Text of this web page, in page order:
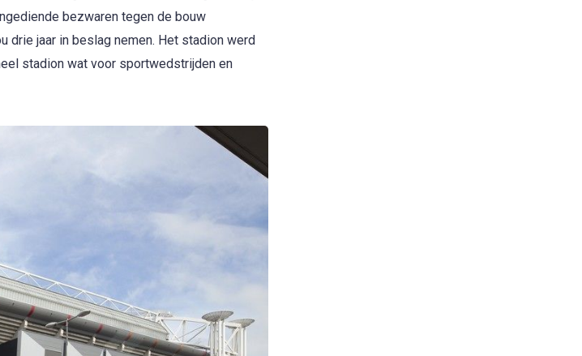
bezwaren tegen de bouw
drie jaar in beslag nemen. Het stadion werd
stadion wat voor sportwedstrijden en